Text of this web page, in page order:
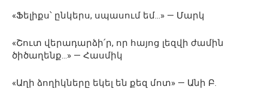
«Ֆելիքս՝ ընկերս, սպասում եմ…» — Մարկ
«Շուտ վերադարձի՛ր, որ հայոց լեզվի ժամին
ծիծաղենք…» — Հասմիկ
«Աղի ձողիկները եկել են քեզ մոտ» — Անի Բ.